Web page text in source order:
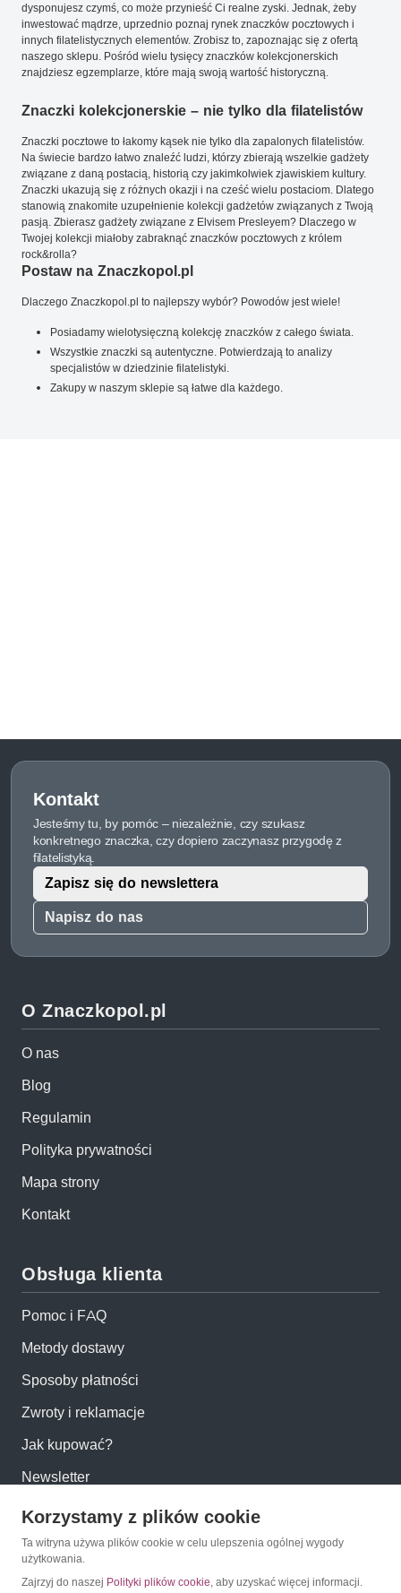
dysponujesz czymś, co może przynieść Ci realne zyski. Jednak, żeby
inwestować mądrze, uprzednio poznaj rynek znaczków pocztowych i
innych filatelistycznych elementów. Zrobisz to, zapoznając się z ofertą
naszego sklepu. Pośród wielu tysięcy znaczków kolekcjonerskich
znajdziesz egzemplarze, które mają swoją wartość historyczną.
Znaczki kolekcjonerskie – nie tylko dla filatelistów
Znaczki pocztowe to łakomy kąsek nie tylko dla zapalonych filatelistów.
Na świecie bardzo łatwo znaleźć ludzi, którzy zbierają wszelkie gadżety
związane z daną postacią, historią czy jakimkolwiek zjawiskiem kultury.
Znaczki ukazują się z różnych okazji i na cześć wielu postaciom. Dlatego
stanowią znakomite uzupełnienie kolekcji gadżetów związanych z Twoją
pasją. Zbierasz gadżety związane z Elvisem Presleyem? Dlaczego w
Twojej kolekcji miałoby zabraknąć znaczków pocztowych z królem
rock&rolla?
Postaw na Znaczkopol.pl
Dlaczego Znaczkopol.pl to najlepszy wybór? Powodów jest wiele!
Posiadamy wielotysięczną kolekcję znaczków z całego świata.
Wszystkie znaczki są autentyczne. Potwierdzają to analizy
specjalistów w dziedzinie filatelistyki.
Zakupy w naszym sklepie są łatwe dla każdego.
Kontakt
Jesteśmy tu, by pomóc – niezależnie, czy szukasz
konkretnego znaczka, czy dopiero zaczynasz przygodę z
filatelistyką.
Napisz do nas
Zapisz się do newslettera
O Znaczkopol.pl
O nas
Blog
Regulamin
Polityka prywatności
Mapa strony
Kontakt
Obsługa klienta
Pomoc i FAQ
Metody dostawy
Sposoby płatności
Zwroty i reklamacje
Jak kupować?
Newsletter
Konto
Moje konto
Korzystamy z plików cookie
Ta witryna używa plików cookie w celu ulepszenia ogólnej wygody
użytkowania.
Zajrzyj do naszej Polityki plików cookie, aby uzyskać więcej informacji.